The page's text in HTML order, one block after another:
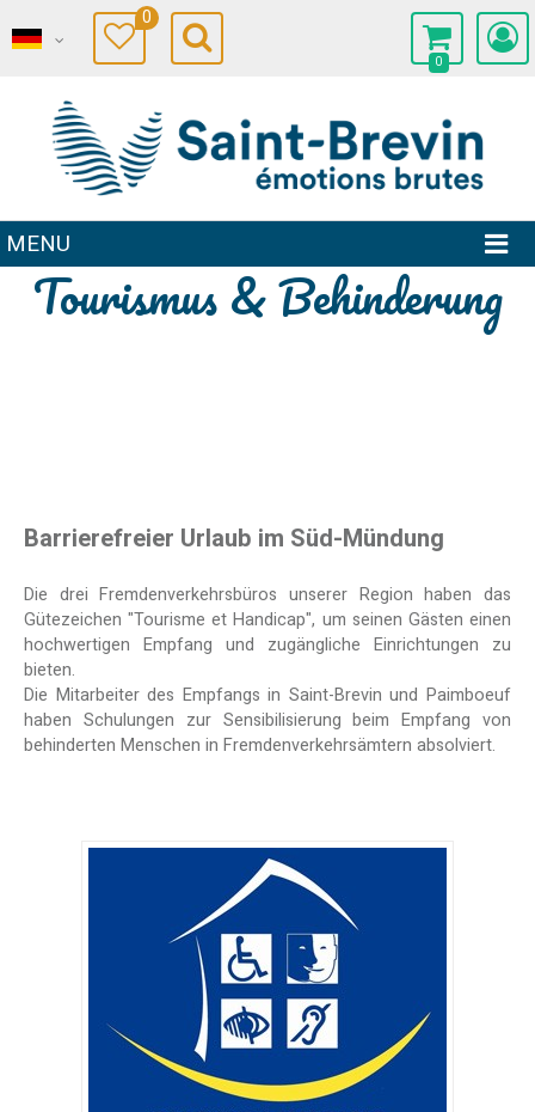
0
0
MENU
Tourismus & Behinderung
Barrierefreier Urlaub im Süd-Mündung
Die drei Fremdenverkehrsbüros unserer Region haben das
Gütezeichen "Tourisme et Handicap", um seinen Gästen einen
hochwertigen Empfang und zugängliche Einrichtungen zu
bieten.
Die Mitarbeiter des Empfangs in Saint-Brevin und Paimboeuf
haben Schulungen zur Sensibilisierung beim Empfang von
behinderten Menschen in Fremdenverkehrsämtern absolviert.